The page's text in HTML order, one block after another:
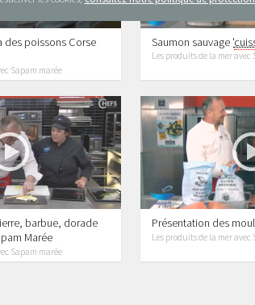
des poissons Corse
Sapam marée
Saumon sauvage '
Les produits de la mer avec
barbue, dorade
Marée
Sapam marée
Présentation des
Les produits de la mer avec